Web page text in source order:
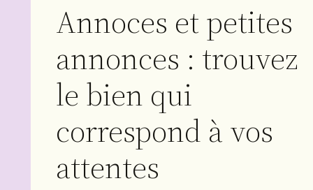
Annoces et petites
annonces : trouvez
le bien qui
correspond à vos
attentes